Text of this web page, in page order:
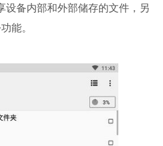
设备内部和外部储存的文件，另
能。